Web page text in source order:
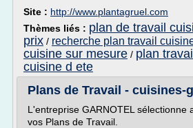
Site : http://www.plantagruel.com
Thèmes liés : plan de travail
prix / recherche plan travail
cuisine sur mesure / plan
cuisine d ete
Plans de Travail - cuisines-
L'entreprise GARNOTEL sélectionne
vos Plans de Travail.